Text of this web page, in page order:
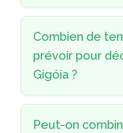
Combien de
prévoir pour
Gigóia ?
Peut-on